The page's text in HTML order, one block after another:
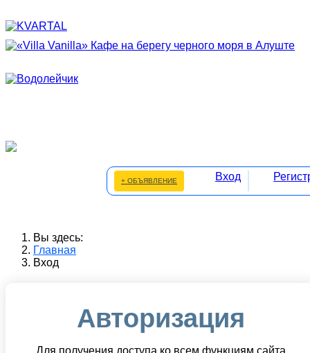
+ ОБЪЯВЛЕНИЕ Вход
Вы здесь:
Главная
Вход
Авторизация
Для получения доступа ко всем функциям сайта